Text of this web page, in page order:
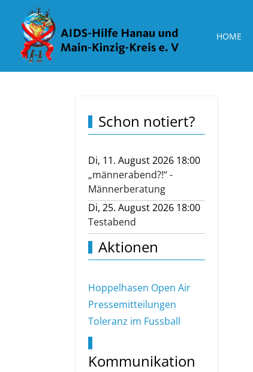
HOME
Schon notiert?
Di, 11. August 2026 18:00
„männerabend?!“ -
Männerberatung
Di, 25. August 2026 18:00
Testabend
Aktionen
Hoppelhasen Open Air
Pressemitteilungen
Toleranz im Fussball
Kommunikation